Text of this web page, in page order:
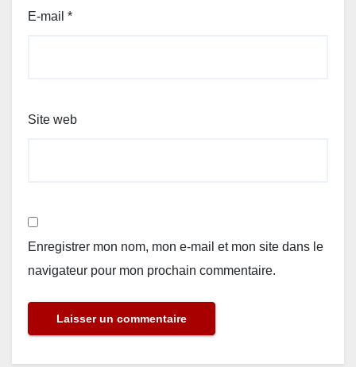
E-mail *
Site web
Enregistrer mon nom, mon e-mail et mon site dans le
navigateur pour mon prochain commentaire.